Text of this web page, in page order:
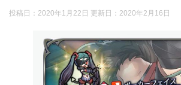
投稿日：2020年1月22日 更新日： 2020年2月16日